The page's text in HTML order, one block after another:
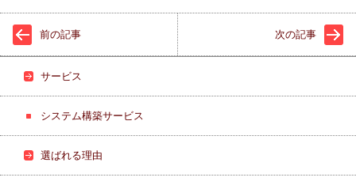
前の記事 次の記事
サービス
システム構築サービス
選ばれる理由